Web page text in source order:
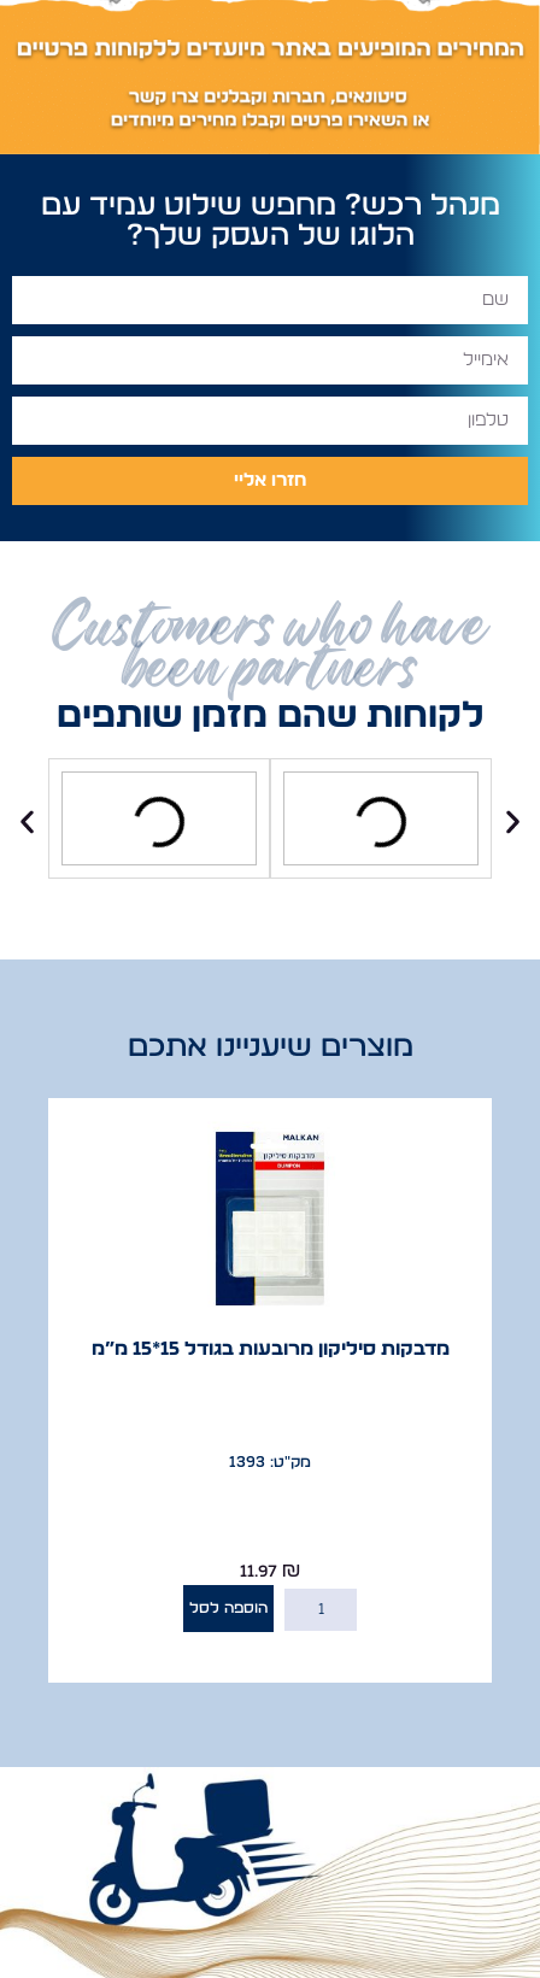
מנהל רכש? מחפש שילוט עמיד עם
הלוגו של העסק שלך?
חזרו אליי
Customers who have
been partners
לקוחות שהם מזמן שותפים
מוצרים שיעניינו אתכם
מדבקות סיליקון מרובעות בגודל 15*15 מ”מ
מק"ט: 1393
11.97₪
הוספה לסל